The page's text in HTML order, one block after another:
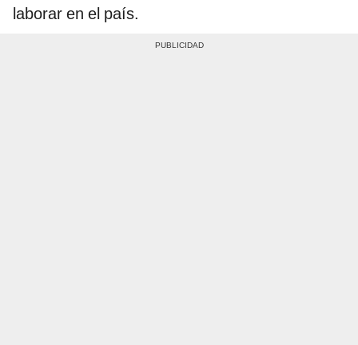
laborar en el país.